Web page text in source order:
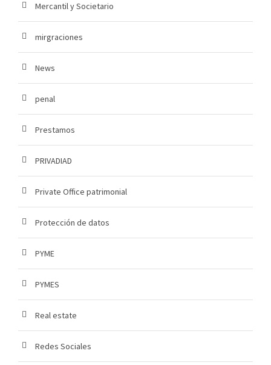
Mercantil y Societario
mirgraciones
News
penal
Prestamos
PRIVADIAD
Private Office patrimonial
Protección de datos
PYME
PYMES
Real estate
Redes Sociales